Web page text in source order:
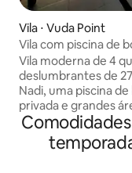
Vila ⋅ Vuda Point
Vila com piscina de
panorâmica para o
Vila moderna de 4
deslumbrantes de
Nadi, uma piscina
privada e grandes
internas e externas
relaxar e se divertir.
minutos a pé de